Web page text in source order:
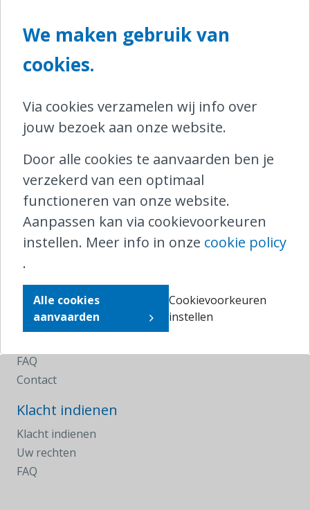
North Gate II,
Koning Albert II-laan 8/5
T0800 25 095 (binnenland)
T+32 2 221 04 10 (buitenland)
klachten@ombudsrail.be
Navigeer
Homepagina
Klacht indienen
Uw rechten
Nieuws
FAQ
Contact
Klacht indienen
Klacht indienen
Uw rechten
FAQ
We maken gebruik van
cookies.
Via cookies verzamelen wij info over
jouw bezoek aan onze website.
Door alle cookies te aanvaarden ben je
verzekerd van een optimaal
functioneren van onze website.
Aanpassen kan via cookievoorkeuren
instellen. Meer info in onze cookie policy
.
Alle cookies
aanvaarden
Cookievoorkeuren
instellen